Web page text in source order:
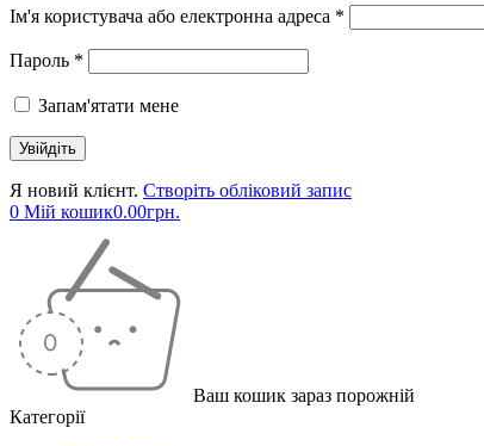
Ім'я користувача або електронна адреса *
Пароль *
Запам'ятати мене
Я новий клієнт. Створіть обліковий запис
0 Мій кошик0.00грн.
Ваш кошик зараз порожній
Категорії